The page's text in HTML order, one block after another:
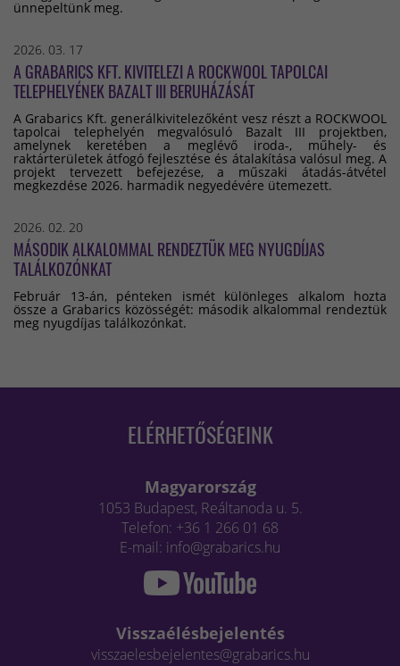
ünnepeltünk meg.
2026. 03. 17
A GRABARICS KFT. KIVITELEZI A ROCKWOOL TAPOLCAI
TELEPHELYÉNEK BAZALT III BERUHÁZÁSÁT
A Grabarics Kft. generálkivitelezőként vesz részt a ROCKWOOL
tapolcai telephelyén megvalósuló Bazalt III projektben,
amelynek keretében a meglévő iroda-, műhely- és
raktárterületek átfogó fejlesztése és átalakítása valósul meg. A
projekt tervezett befejezése, a műszaki átadás-átvétel
megkezdése 2026. harmadik negyedévére ütemezett.
2026. 02. 20
MÁSODIK ALKALOMMAL RENDEZTÜK MEG NYUGDÍJAS
TALÁLKOZÓNKAT
Február 13-án, pénteken ismét különleges alkalom hozta
össze a Grabarics közösségét: második alkalommal rendeztük
meg nyugdíjas találkozónkat.
ELÉRHETŐSÉGEINK
Magyarország
1053 Budapest, Reáltanoda u. 5.
Telefon: +36 1 266 01 68
E-mail: info@grabarics.hu
Visszaélésbejelentés
visszaelesbejelentes@grabarics.hu